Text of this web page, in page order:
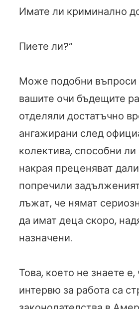
Имате ли криминално
Пиете ли?“
Може подобни въпроси
вашите очи бъдещите
отделяли достатъчно
ангажирани след
колектива, способни
накрая преценяват
попречили
лъжат, че нямат
да имат деца скоро,
назначени.
Това, което не знаете
интервю за работа са